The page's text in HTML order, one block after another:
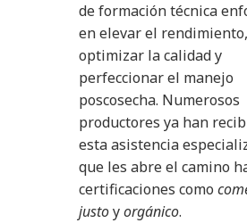
de formación técnica
en elevar el rendimiento,
optimizar la calidad y
perfeccionar el manejo
poscosecha. Numerosos
productores ya han
esta asistencia
que les abre el camino
certificaciones como
justoyorgánico.